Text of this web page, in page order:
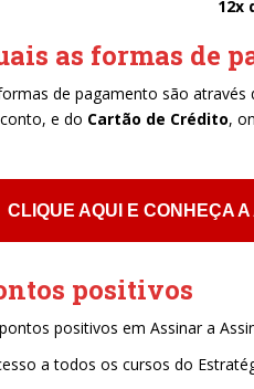
12x
as formas de
de pagamento são através
e do Cartão de Crédito,
CLIQUE AQUI E CONHEÇA
positivos
positivos em Assinar a
a todos os cursos do